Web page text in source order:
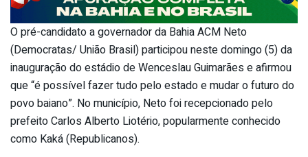
O pré-candidato a governador da Bahia ACM Neto
(Democratas/ União Brasil) participou neste domingo (5) da
inauguração do estádio de Wenceslau Guimarães e afirmou
que “é possível fazer tudo pelo estado e mudar o futuro do
povo baiano”. No município, Neto foi recepcionado pelo
prefeito Carlos Alberto Liotério, popularmente conhecido
como Kaká (Republicanos).